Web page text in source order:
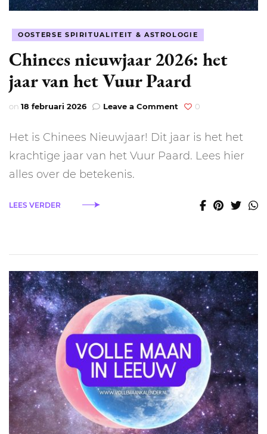
OOSTERSE SPIRITUALITEIT & ASTROLOGIE
Chinees nieuwjaar 2026: het
jaar van het Vuur Paard
on 18 februari 2026 Leave a Comment on
2026:
het
Paard
0
Het is Chinees Nieuwjaar! Dit jaar is het het
krachtige jaar van het Vuur Paard. Lees hier
alles over de betekenis.
LEES VERDER